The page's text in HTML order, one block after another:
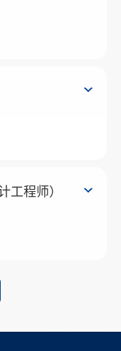
工程师）